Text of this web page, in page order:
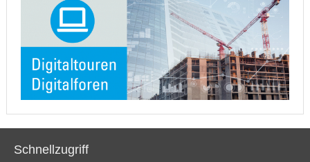
Schnellzugriff